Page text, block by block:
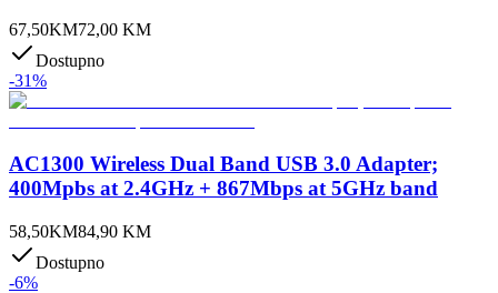
67,50KM72,00 KM
Dostupno
-31%
AC1300 Wireless Dual Band USB 3.0 Adapter;
400Mpbs at 2.4GHz + 867Mbps at 5GHz band
58,50KM84,90 KM
Dostupno
-6%